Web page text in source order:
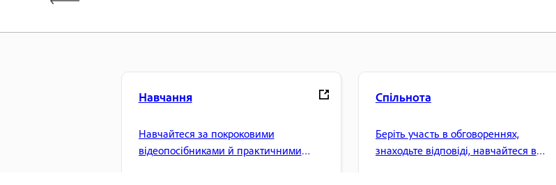
Навчання
Навчайтеся за покроковими
відеопосібниками й практичними
Спільнота
Беріть участь в обговореннях,
знаходьте відповіді, навчайтеся в